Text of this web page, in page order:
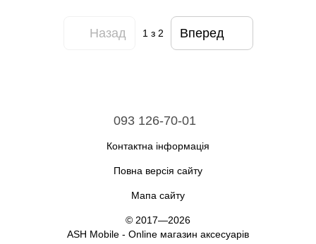
Назад 1з 2 Вперед
093 126-70-01
Контактна інформація
Повна версія сайту
Мапа сайту
© 2017—2026
ASH Mobile - Online магазин аксесуарів